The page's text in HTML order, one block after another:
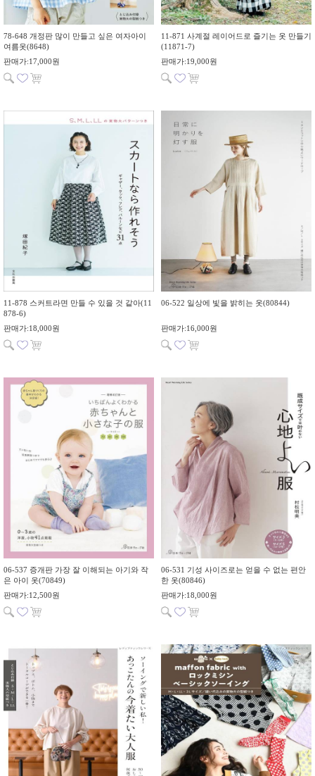
78-648 개정판 많이 만들고 싶은 여자아이
여름옷(8648)
판매가:17,000원
11-871 사계절 레이어드로 즐기는 옷 만들기
(11871-7)
판매가:19,000원
11-878 스커트라면 만들 수 있을 것 같아(11
878-6)
판매가:18,000원
06-522 일상에 빛을 밝히는 옷(80844)
판매가:16,000원
06-537 증개판 가장 잘 이해되는 아기와 작
은 아이 옷(70849)
판매가:12,500원
06-531 기성 사이즈로는 얻을 수 없는 편안
한 옷(80846)
판매가:18,000원